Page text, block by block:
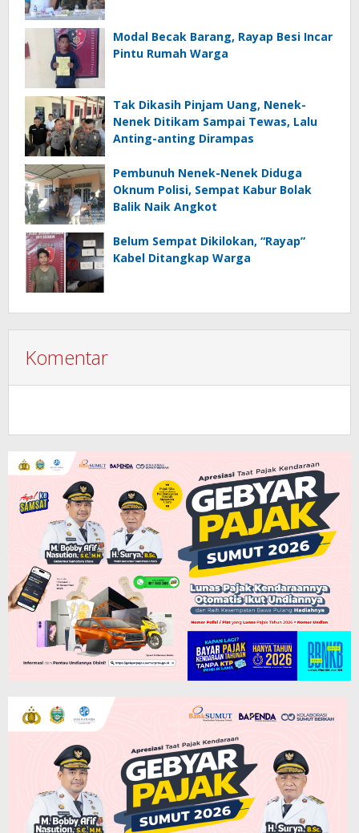
Modal Becak Barang, Rayap Besi Incar
Pintu Rumah Warga
Tak Dikasih Pinjam Uang, Nenek-
Nenek Ditikam Sampai Tewas, Lalu
Anting-anting Dirampas
Pembunuh Nenek-Nenek Diduga
Oknum Polisi, Sempat Kabur Bolak
Balik Naik Angkot
Belum Sempat Dikilokan, “Rayap”
Kabel Ditangkap Warga
Komentar